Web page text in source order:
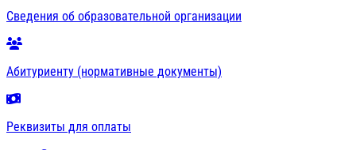
Сведения об образовательной организации
Абитуриенту (нормативные документы)
Реквизиты для оплаты